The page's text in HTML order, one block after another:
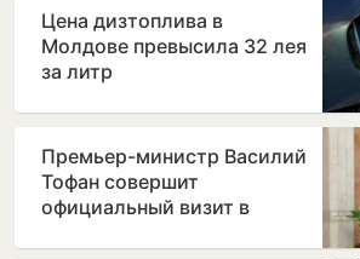
Цена дизтоплива в
Молдове превысила 32 лея
за литр
Премьер-министр Василий
Тофан совершит
официальный визит в